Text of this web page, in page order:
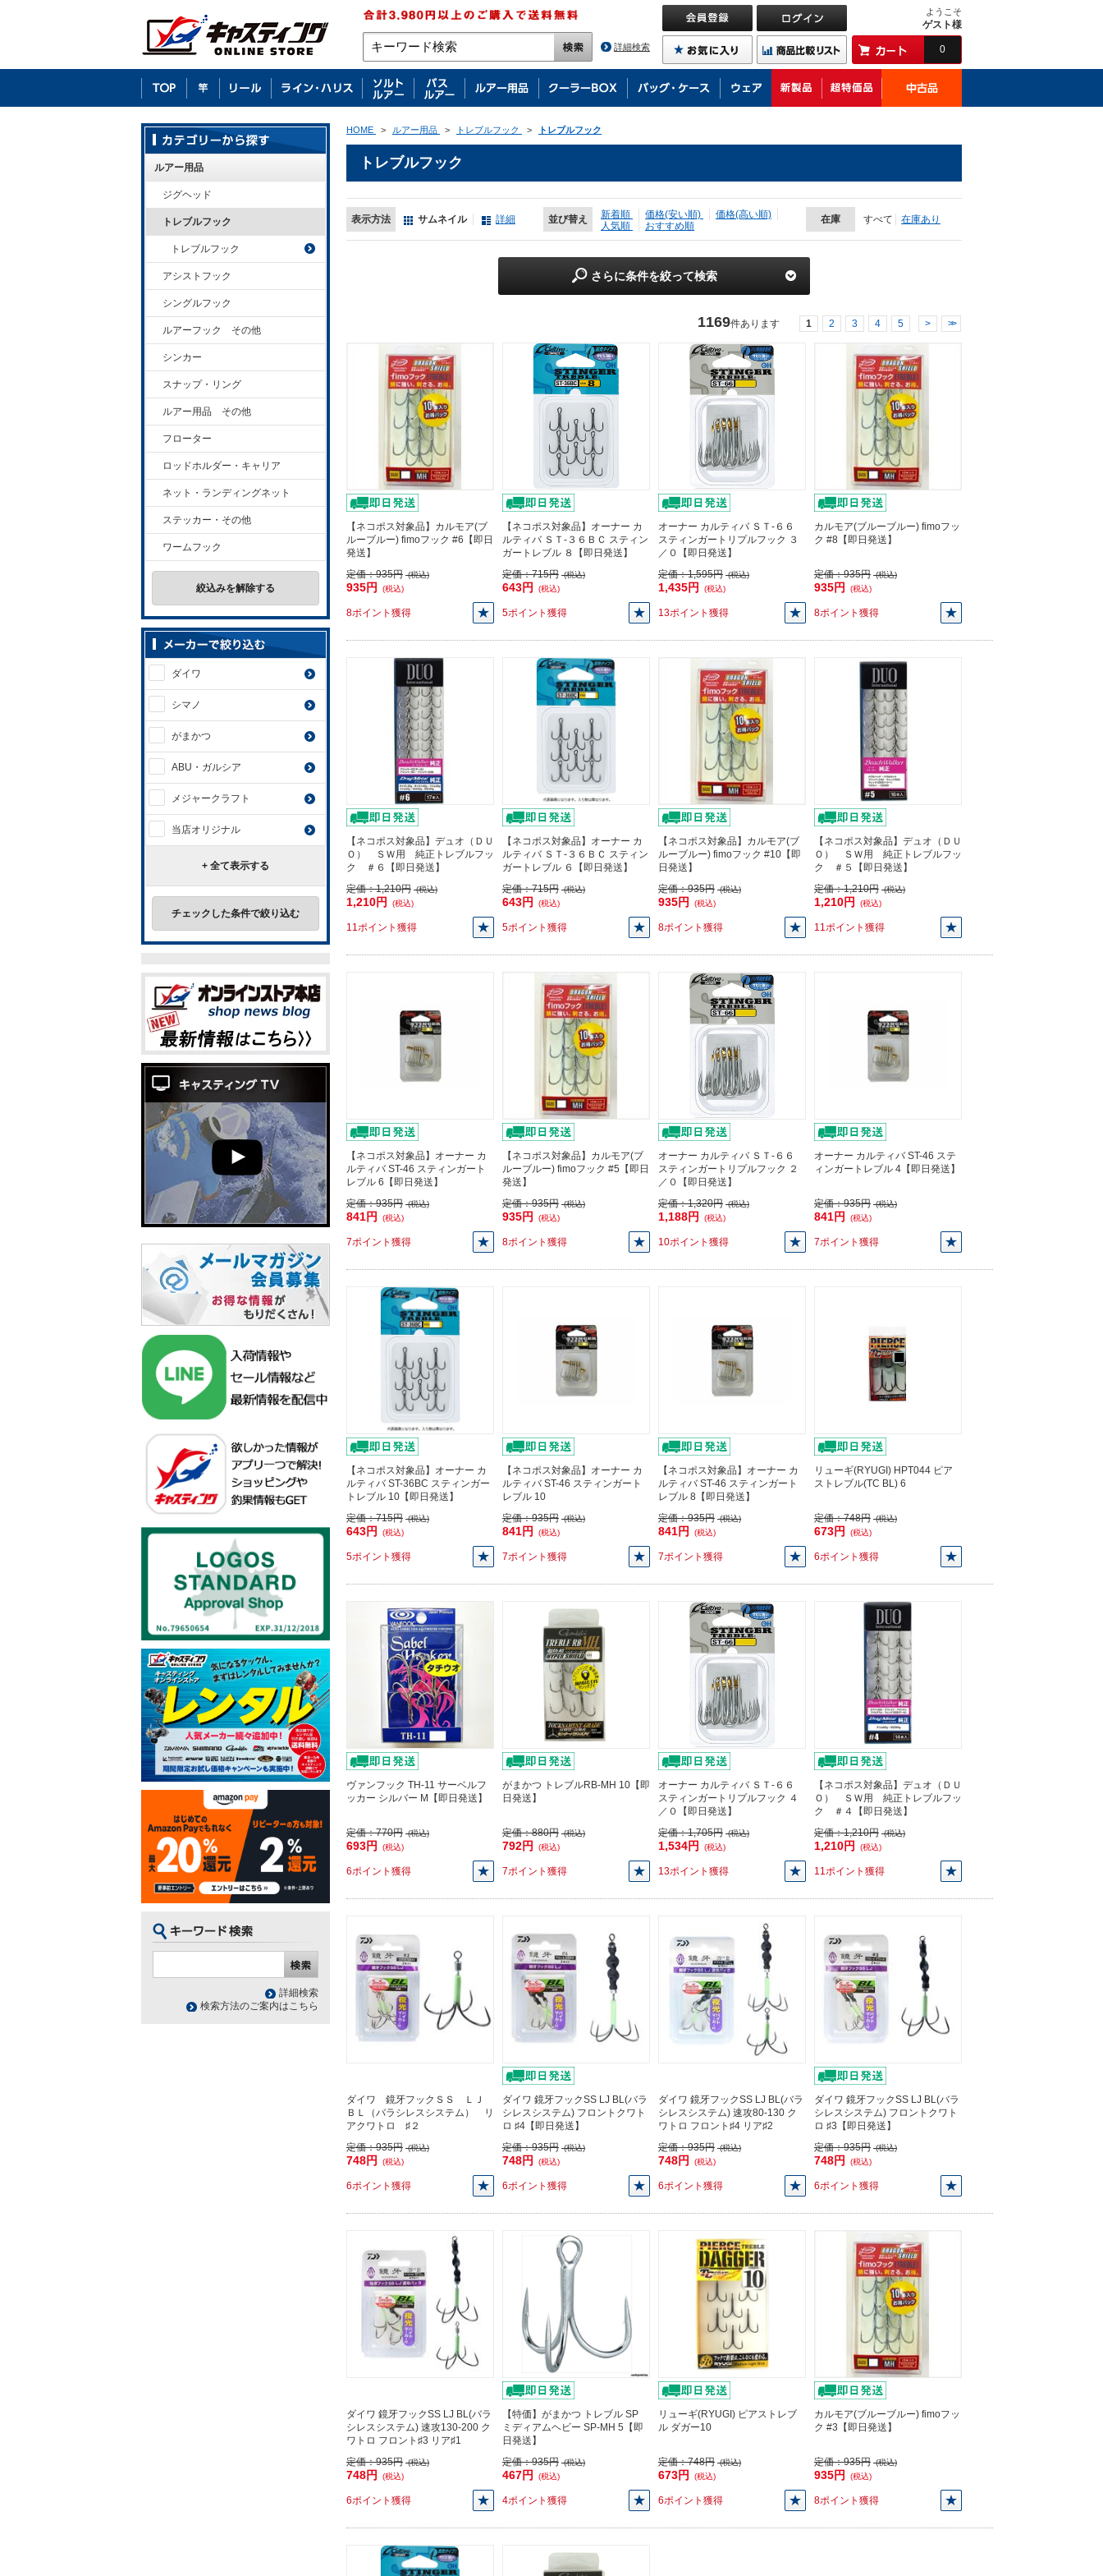
詳細検索
ようこそ
ゲスト様
0
HOME > ルアー用品 > トレブルフック > トレブルフック
トレブルフック
表示方法 サムネイル 詳細 並び替え 新着順 価格(安い順)
価格(高い順)
人気順
おすすめ順
在庫 すべて 在庫あり
さらに条件を絞って検索
1169件あります 1 2 3 4 5 > >>
【ネコポス対象品】カルモア(ブ
ルーブルー) fimoフック #6【即日
発送】
定価：935円 (税込)
935円 (税込)
8ポイント獲得
【ネコポス対象品】オーナー カ
ルティバ ＳＴ-３６ＢＣ スティン
ガートレブル ８【即日発送】
定価：715円 (税込)
643円 (税込)
5ポイント獲得
オーナー カルティバ ＳＴ-６６
スティンガートリプルフック ３
／０【即日発送】
定価：1,595円 (税込)
1,435円 (税込)
13ポイント獲得
カルモア(ブルーブルー) fimoフッ
ク #8【即日発送】
定価：935円 (税込)
935円 (税込)
8ポイント獲得
【ネコポス対象品】デュオ（ＤＵ
Ｏ） ＳＷ用 純正トレブルフッ
ク ＃６【即日発送】
定価：1,210円 (税込)
1,210円 (税込)
11ポイント獲得
【ネコポス対象品】オーナー カ
ルティバ ＳＴ-３６ＢＣ スティン
ガートレブル ６【即日発送】
定価：715円 (税込)
643円 (税込)
5ポイント獲得
【ネコポス対象品】カルモア(ブ
ルーブルー) fimoフック #10【即
日発送】
定価：935円 (税込)
935円 (税込)
8ポイント獲得
【ネコポス対象品】デュオ（ＤＵ
Ｏ） ＳＷ用 純正トレブルフッ
ク ＃５【即日発送】
定価：1,210円 (税込)
1,210円 (税込)
11ポイント獲得
【ネコポス対象品】オーナー カ
ルティバ ST-46 スティンガート
レブル 6【即日発送】
定価：935円 (税込)
841円 (税込)
7ポイント獲得
【ネコポス対象品】カルモア(ブ
ルーブルー) fimoフック #5【即日
発送】
定価：935円 (税込)
935円 (税込)
8ポイント獲得
オーナー カルティバ ＳＴ-６６
スティンガートリプルフック ２
／０【即日発送】
定価：1,320円 (税込)
1,188円 (税込)
10ポイント獲得
オーナー カルティバ ST-46 ステ
ィンガートレブル 4【即日発送】
定価：935円 (税込)
841円 (税込)
7ポイント獲得
【ネコポス対象品】オーナー カ
ルティバ ST-36BC スティンガー
トレブル 10【即日発送】
定価：715円 (税込)
643円 (税込)
5ポイント獲得
【ネコポス対象品】オーナー カ
ルティバ ST-46 スティンガート
レブル 10
定価：935円 (税込)
841円 (税込)
7ポイント獲得
【ネコポス対象品】オーナー カ
ルティバ ST-46 スティンガート
レブル 8【即日発送】
定価：935円 (税込)
841円 (税込)
7ポイント獲得
リューギ(RYUGI) HPT044 ピア
ストレブル(TC BL) 6
定価：748円 (税込)
673円 (税込)
6ポイント獲得
ヴァンフック TH-11 サーベルフ
ッカー シルバー M【即日発送】
定価：770円 (税込)
693円 (税込)
6ポイント獲得
がまかつ トレブルRB-MH 10【即
日発送】
定価：880円 (税込)
792円 (税込)
7ポイント獲得
オーナー カルティバ ＳＴ-６６
スティンガートリプルフック ４
／０【即日発送】
定価：1,705円 (税込)
1,534円 (税込)
13ポイント獲得
【ネコポス対象品】デュオ（ＤＵ
Ｏ） ＳＷ用 純正トレブルフッ
ク ＃４【即日発送】
定価：1,210円 (税込)
1,210円 (税込)
11ポイント獲得
ダイワ 鏡牙フックＳＳ ＬＪ
ＢＬ（バラシレスシステム） リ
アクワトロ ♯２
定価：935円 (税込)
748円 (税込)
6ポイント獲得
ダイワ 鏡牙フックSS LJ BL(バラ
シレスシステム) フロントクワト
ロ ♯4【即日発送】
定価：935円 (税込)
748円 (税込)
6ポイント獲得
ダイワ 鏡牙フックSS LJ BL(バラ
シレスシステム) 速攻80-130 ク
ワトロ フロント♯4 リア♯2
定価：935円 (税込)
748円 (税込)
6ポイント獲得
ダイワ 鏡牙フックSS LJ BL(バラ
シレスシステム) フロントクワト
ロ ♯3【即日発送】
定価：935円 (税込)
748円 (税込)
6ポイント獲得
ダイワ 鏡牙フックSS LJ BL(バラ
シレスシステム) 速攻130-200 ク
ワトロ フロント♯3 リア♯1
定価：935円 (税込)
748円 (税込)
6ポイント獲得
【特価】がまかつ トレブル SP
ミディアムヘビー SP-MH 5【即
日発送】
定価：935円 (税込)
467円 (税込)
4ポイント獲得
リューギ(RYUGI) ピアストレブ
ル ダガー10
定価：748円 (税込)
673円 (税込)
6ポイント獲得
カルモア(ブルーブルー) fimoフッ
ク #3【即日発送】
定価：935円 (税込)
935円 (税込)
8ポイント獲得
ルアー用品
ジグヘッド
トレブルフック
トレブルフック
アシストフック
シングルフック
ルアーフック その他
シンカー
スナップ・リング
ルアー用品 その他
フローター
ロッドホルダー・キャリア
ネット・ランディングネット
ステッカー・その他
ワームフック
絞込みを解除する
ダイワ
シマノ
がまかつ
ABU・ガルシア
メジャークラフト
当店オリジナル
+ 全て表示する
チェックした条件で絞り込む
詳細検索
検索方法のご案内はこちら